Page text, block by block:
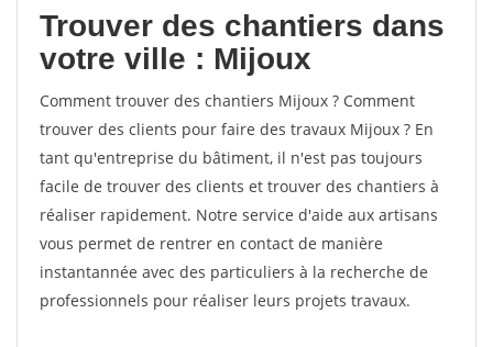
Trouver des chantiers dans
votre ville : Mijoux
Comment trouver des chantiers Mijoux ? Comment
trouver des clients pour faire des travaux Mijoux ? En
tant qu'entreprise du bâtiment, il n'est pas toujours
facile de trouver des clients et trouver des chantiers à
réaliser rapidement. Notre service d'aide aux artisans
vous permet de rentrer en contact de manière
instantannée avec des particuliers à la recherche de
professionnels pour réaliser leurs projets travaux.